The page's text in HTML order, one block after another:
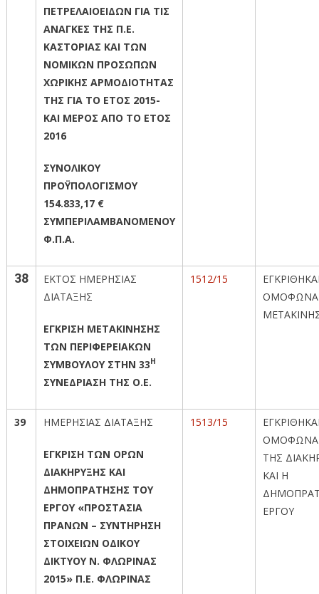
ΠΕΤΡΕΛΑΙΟΕΙΔΩΝ ΓΙΑ ΤΙΣ
ΑΝΑΓΚΕΣ ΤΗΣ Π.Ε.
ΚΑΣΤΟΡΙΑΣ ΚΑΙ ΤΩΝ
ΝΟΜΙΚΩΝ ΠΡΟΣΩΠΩΝ
ΧΩΡΙΚΗΣ ΑΡΜΟΔΙΟΤΗΤΑΣ
ΤΗΣ ΓΙΑ ΤΟ ΕΤΟΣ 2015-
ΚΑΙ ΜΕΡΟΣ ΑΠΟ ΤΟ ΕΤΟΣ
2016
ΣΥΝΟΛΙΚΟΥ
ΠΡΟΫΠΟΛΟΓΙΣΜΟΥ
154.833,17 €
ΣΥΜΠΕΡΙΛΑΜΒΑΝΟΜΕΝΟΥ
Φ.Π.Α.
38
ΕΚΤΟΣ ΗΜΕΡΗΣΙΑΣ
ΔΙΑΤΑΞΗΣ
ΕΓΚΡΙΣΗ ΜΕΤΑΚΙΝΗΣΗΣ
ΤΩΝ ΠΕΡΙΦΕΡΕΙΑΚΩΝ
ΣΥΜΒΟΥΛΟΥ ΣΤΗΝ 33Η
ΣΥΝΕΔΡΙΑΣΗ ΤΗΣ Ο.Ε.
1512/15
ΟΜΟΦΩΝΑ
39 ΗΜΕΡΗΣΙΑΣ ΔΙΑΤΑΞΗΣ
ΕΓΚΡΙΣΗ ΤΩΝ ΟΡΩΝ
ΔΙΑΚΗΡΥΞΗΣ ΚΑΙ
ΔΗΜΟΠΡΑΤΗΣΗΣ ΤΟΥ
ΕΡΓΟΥ «ΠΡΟΣΤΑΣΙΑ
ΠΡΑΝΩΝ – ΣΥΝΤΗΡΗΣΗ
ΣΤΟΙΧΕΙΩΝ ΟΔΙΚΟΥ
ΔΙΚΤΥΟΥ Ν. ΦΛΩΡΙΝΑΣ
2015» Π.Ε. ΦΛΩΡΙΝΑΣ
1513/15
ΟΜΟΦΩΝΑ
ΤΗΣ
ΚΑΙ Η
ΕΡΓΟΥ